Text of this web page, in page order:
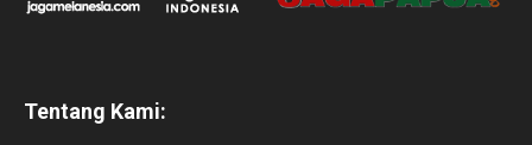
Tentang Kami: